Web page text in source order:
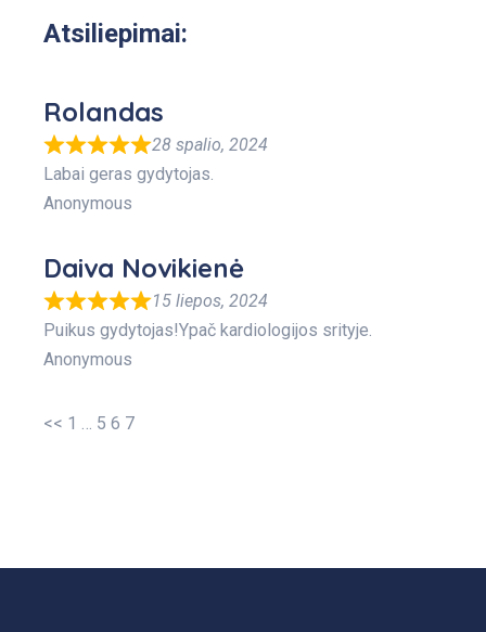
Atsiliepimai:
Rolandas
28 spalio, 2024
Labai geras gydytojas.
Anonymous
Daiva Novikienė
15 liepos, 2024
Puikus gydytojas!Ypač kardiologijos srityje.
Anonymous
<< 1 … 5 6 7